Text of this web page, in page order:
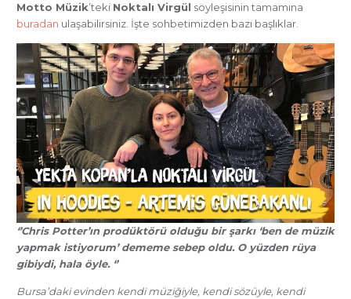
Motto Müzik’teki Noktalı Virgül söyleşisinin tamamına
buradan ulaşabilirsiniz. İşte sohbetimizden bazı başlıklar.
‘’Chris Potter’ın prodüktörü olduğu bir şarkı ‘ben de müzik
yapmak istiyorum’ dememe sebep oldu. O yüzden rüya
gibiydi, hala öyle. ‘’
Bursa’daki evinden kendi müziğiyle, kendi sözüyle, kendi